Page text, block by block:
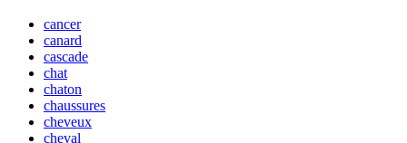
cancer
canard
cascade
chat
chaton
chaussures
cheveux
cheval